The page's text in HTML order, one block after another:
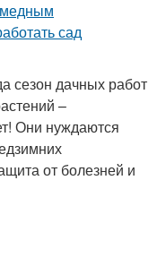
сезон дачных работ
–
Они нуждаются
от болезней и